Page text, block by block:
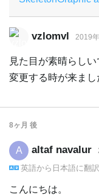
vzlomvl 2019
見た目が素晴らし
変更する時が来まし
8ヶ月 後
A altaf navalur
英語から 日本語に翻
こんにちは。